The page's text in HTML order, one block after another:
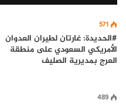
571
#الحديدة: غارتان لطيران العدوان
الأمريكي السعودي على منطقة
العرج بمديرية الصليف
489